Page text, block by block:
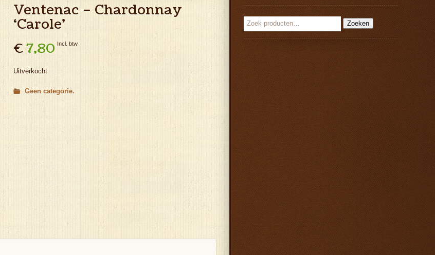
Ventenac – Chardonnay
‘Carole’
€7,80 Incl. btw
Uitverkocht
Geen categorie
Zoeken